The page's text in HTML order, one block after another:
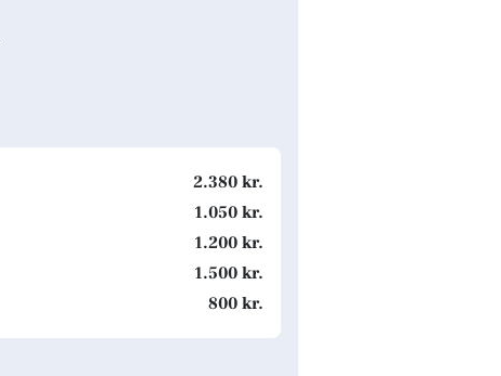
2.380 kr.
1.050 kr.
1.200 kr.
1.500 kr.
800 kr.